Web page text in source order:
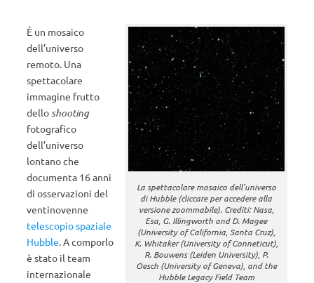
La spettacolare mosaico dell’universo
di Hubble (cliccare per accedere alla
versione zoommabile). Crediti: Nasa,
Esa, G. Illingworth and D. Magee
(University of California, Santa Cruz),
K. Whitaker (University of Conneticut),
R. Bouwens (Leiden University), P.
Oesch (University of Geneva), and the
Hubble Legacy Field Team
È un mosaico
dell’universo
remoto. Una
spettacolare
immagine frutto
delloshooting
fotografico
dell’universo
lontano che
documenta 16 anni
di osservazioni del
ventinovenne
telescopio spaziale
Hubble. A comporlo
è stato il team
internazionale